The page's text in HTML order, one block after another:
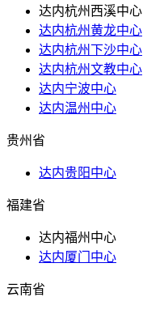
达内杭州西溪中心
达内杭州黄龙中心
达内杭州下沙中心
达内杭州文教中心
达内宁波中心
达内温州中心
贵州省
达内贵阳中心
福建省
达内福州中心
达内厦门中心
云南省